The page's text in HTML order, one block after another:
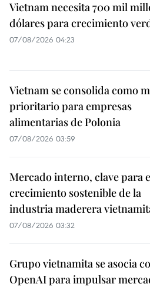
Vietnam necesita 700 mil
dólares para crecimiento
07/08/2026 04:23
Vietnam se consolida como
prioritario para empresas
alimentarias de Polonia
07/08/2026 03:59
Mercado interno, clave para
crecimiento sostenible de la
industria maderera
07/08/2026 03:32
Grupo vietnamita se asocia
OpenAI para impulsar